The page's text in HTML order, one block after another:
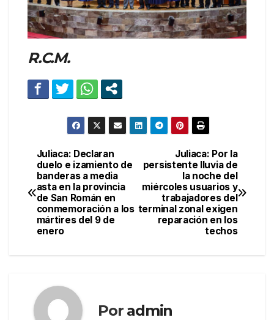
R.C.M.
Navegación
de
entradas
Juliaca: Por la
persistente lluvia de
la noche del
miércoles usuarios y
trabajadores del
terminal zonal exigen
reparación en los
techos
Juliaca: Declaran
duelo e izamiento de
banderas a media
asta en la provincia
de San Román en
conmemoración a los
mártires del 9 de
enero
Por admin